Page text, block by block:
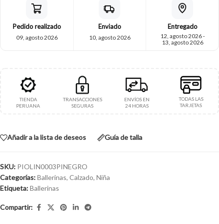
Pedido realizado
09, agosto 2026
Enviado
10, agosto 2026
Entregado
12, agosto 2026 -
13, agosto 2026
TIENDA
PERUANA
TRANSACCIONES
SEGURAS
ENVÍOS EN
24 HORAS
TODAS LAS
TARJETAS
Añadir a la lista de deseos Guía de talla
SKU: PIOLIN0003PINEGRO
Categorías:Ballerinas, Calzado, Niña
Etiqueta:Ballerinas
Compartir: